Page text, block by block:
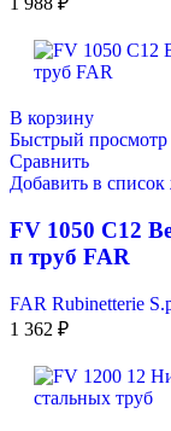
В корзину
Быстрый просмотр
Сравнить
Добавить в
FV 1050 C12
п труб FAR
FAR Rubinetterie
1 362 ₽